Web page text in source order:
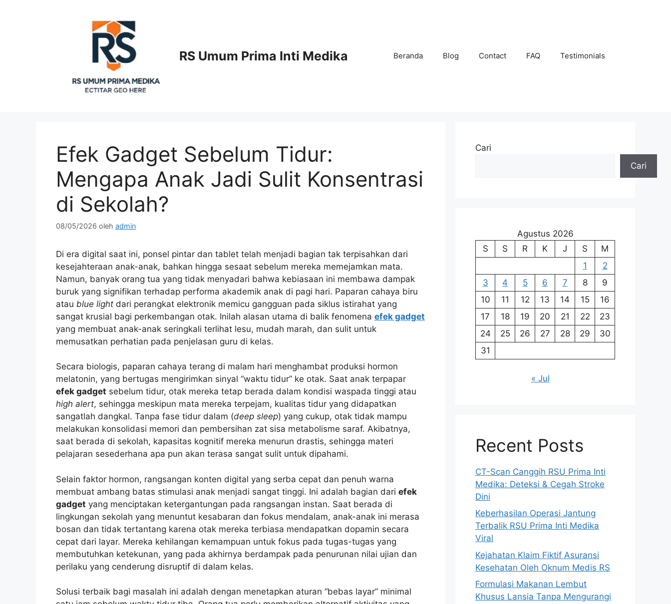
RS Umum Prima Inti Medika Beranda Blog Contact FAQ Testimonials
Efek Gadget Sebelum Tidur:
Mengapa Anak Jadi Sulit Konsentrasi
di Sekolah?
08/05/2026 oleh admin
Di era digital saat ini, ponsel pintar dan tablet telah menjadi bagian tak terpisahkan dari
kesejahteraan anak-anak, bahkan hingga sesaat sebelum mereka memejamkan mata.
Namun, banyak orang tua yang tidak menyadari bahwa kebiasaan ini membawa dampak
buruk yang signifikan terhadap performa akademik anak di pagi hari. Paparan cahaya biru
atau blue light dari perangkat elektronik memicu gangguan pada siklus istirahat yang
sangat krusial bagi perkembangan otak. Inilah alasan utama di balik fenomena efek gadget
yang membuat anak-anak seringkali terlihat lesu, mudah marah, dan sulit untuk
memusatkan perhatian pada penjelasan guru di kelas.
Secara biologis, paparan cahaya terang di malam hari menghambat produksi hormon
melatonin, yang bertugas mengirimkan sinyal “waktu tidur” ke otak. Saat anak terpapar
efek gadget sebelum tidur, otak mereka tetap berada dalam kondisi waspada tinggi atau
high alert, sehingga meskipun mata mereka terpejam, kualitas tidur yang didapatkan
sangatlah dangkal. Tanpa fase tidur dalam (deep sleep) yang cukup, otak tidak mampu
melakukan konsolidasi memori dan pembersihan zat sisa metabolisme saraf. Akibatnya,
saat berada di sekolah, kapasitas kognitif mereka menurun drastis, sehingga materi
pelajaran sesederhana apa pun akan terasa sangat sulit untuk dipahami.
Selain faktor hormon, rangsangan konten digital yang serba cepat dan penuh warna
membuat ambang batas stimulasi anak menjadi sangat tinggi. Ini adalah bagian dari efek
gadget yang menciptakan ketergantungan pada rangsangan instan. Saat berada di
lingkungan sekolah yang menuntut kesabaran dan fokus mendalam, anak-anak ini merasa
bosan dan tidak tertantang karena otak mereka terbiasa mendapatkan dopamin secara
cepat dari layar. Mereka kehilangan kemampuan untuk fokus pada tugas-tugas yang
membutuhkan ketekunan, yang pada akhirnya berdampak pada penurunan nilai ujian dan
perilaku yang cenderung disruptif di dalam kelas.
Solusi terbaik bagi masalah ini adalah dengan menetapkan aturan “bebas layar” minimal
Cari
Cari
Agustus 2026
S
S R K J S
M
1
2
3
4 5 6 7 8
9
10
11 12 13 14 15
16
17
18 19 20 21 22
23
24
25 26 27 28 29
30
31
« Jul
Recent Posts
CT-Scan Canggih RSU Prima Inti
Medika: Deteksi & Cegah Stroke
Dini
Keberhasilan Operasi Jantung
Terbalik RSU Prima Inti Medika
Viral
Kejahatan Klaim Fiktif Asuransi
Kesehatan Oleh Oknum Medis RS
Formulasi Makanan Lembut
Khusus Lansia Tanpa Mengurangi